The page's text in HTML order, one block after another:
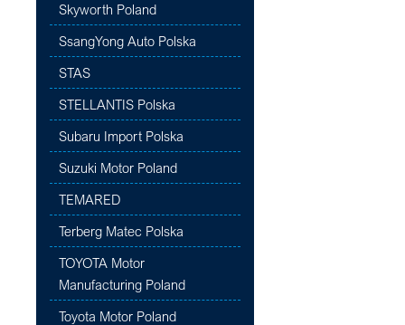
Skyworth Poland
SsangYong Auto Polska
STAS
STELLANTIS Polska
Subaru Import Polska
Suzuki Motor Poland
TEMARED
Terberg Matec Polska
TOYOTA Motor
Manufacturing Poland
Toyota Motor Poland